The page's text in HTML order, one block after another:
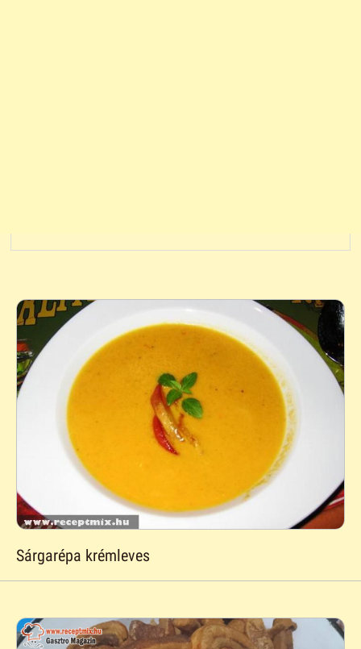
Sárgarépa krémleves